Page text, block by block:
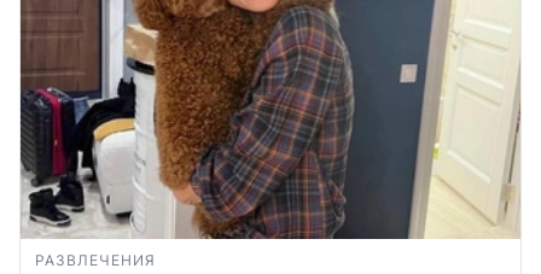
РАЗВЛЕЧЕНИЯ